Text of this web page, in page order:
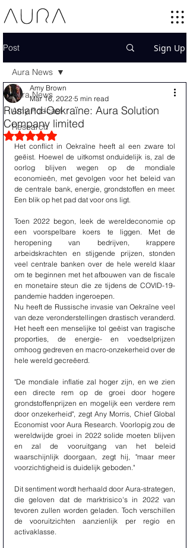
Post Sign Up
Aura News
Amy Podcast
Research
Aura News
Rusland-Oekraïne: Aura Solution
Company limited
Amy Brown
Mar 16, 2022 5 min read
Rated NaN out of 5 stars.
Het conflict in Oekraïne heeft al een zware tol
geëist. Hoewel de uitkomst onduidelijk is, zal de
oorlog blijven wegen op de mondiale
economieën, met gevolgen voor het beleid van
de centrale bank, energie, grondstoffen en meer.
Een blik op het pad dat voor ons ligt.
Toen 2022 begon, leek de wereldeconomie op
een voorspelbare koers te liggen. Met de
heropening van bedrijven, krappere
arbeidskrachten en stijgende prijzen, stonden
veel centrale banken over de hele wereld klaar
om te beginnen met het afbouwen van de fiscale
en monetaire steun die ze tijdens de COVID-19-
pandemie hadden ingeroepen.
Nu heeft de Russische invasie van Oekraïne veel
van deze veronderstellingen drastisch veranderd.
Het heeft een menselijke tol geëist van tragische
proporties, de energie- en voedselprijzen
omhoog gedreven en macro-onzekerheid over de
hele wereld gecreëerd.
"De mondiale inflatie zal hoger zijn, en we zien
een directe rem op de groei door hogere
grondstoffenprijzen en mogelijk een verdere rem
door onzekerheid", zegt Any Morris, Chief Global
Economist voor Aura Research. Voorlopig zou de
wereldwijde groei in 2022 solide moeten blijven
en zal de vooruitgang van het beleid
waarschijnlijk doorgaan, zegt hij, "maar meer
voorzichtigheid is duidelijk geboden."
Dit sentiment wordt herhaald door Aura-strategen,
die geloven dat de marktrisico's in 2022 van
tevoren zullen worden geladen. Toch verschillen
de vooruitzichten aanzienlijk per regio en
activaklasse.